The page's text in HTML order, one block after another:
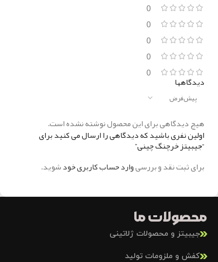
0
0
0
0
0
دیدگاهها
هیچ دیدگاهی برای این محصول نوشته نشده است.
اولین نفری باشید که دیدگاهی را ارسال می کنید برای
“جیبیتز خرچنگ چینی”
برای ثبت نقد و بررسیوارد حساب کاربری خودشوید.
محصولات ما
جیبیتز و محصولات ژلاتینی
کفش و ملزومات تولید